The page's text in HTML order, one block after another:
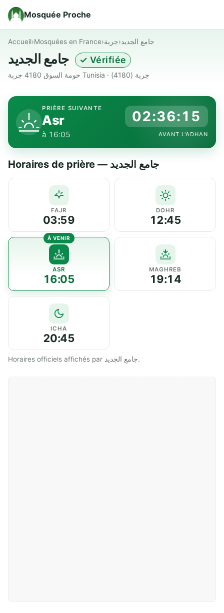
Mosquée Proche
Accueil›Mosquées en France›جربة›جامع الجديد
✓ Vérifiée
حومة السوق 4180 جربة Tunisia · جربة (4180)
PRIÈRE SUIVANTE
Asr
à 16:05
02:36:15
AVANT L'ADHAN
Horaires de prière — جامع الجديد
FAJR
03:59
DOHR
12:45
ASR
16:05
MAGHREB
19:14
ICHA
20:45
Horaires officiels affichés par جامع الجديد.